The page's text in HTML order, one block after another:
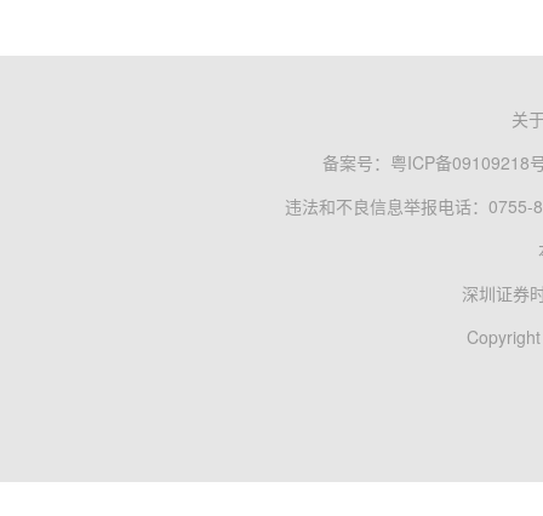
关
备案号： 粤ICP备09109218
违法和不良信息举报电话：0755-
深圳证券